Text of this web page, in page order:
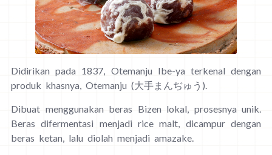
Didirikan pada 1837, Otemanju Ibe-ya terkenal dengan
produk khasnya, Otemanju (大手まんぢゅう).
Dibuat menggunakan beras Bizen lokal, prosesnya unik.
Beras difermentasi menjadi rice malt, dicampur dengan
beras ketan, lalu diolah menjadi amazake.